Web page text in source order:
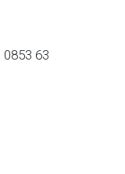
63